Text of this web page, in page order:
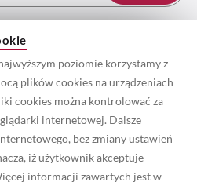
poziomie korzystamy z
plików cookies na urządzeniach
cookies można kontrolować za
internetowej. Dalsze
bez zmiany ustawień
iż użytkownik akceptuje
informacji zawartych jest w
wszystkich informacji oraz zdjęć